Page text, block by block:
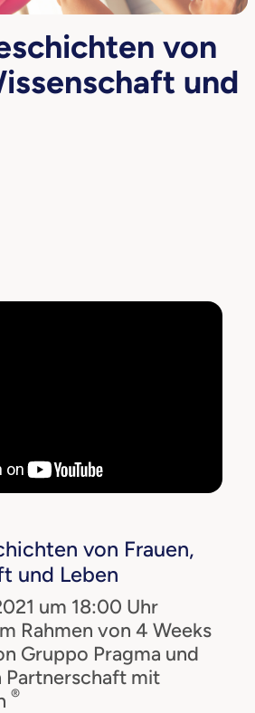
von
und
von Frauen,
und Leben
um 18:00 Uhr
Rahmen von 4 Weeks
Gruppo Pragma und
Partnerschaft mit
®